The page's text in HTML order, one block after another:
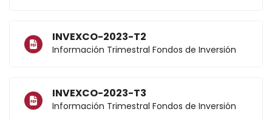
INVEXCO-2023-T2
Información Trimestral Fondos de Inversión
INVEXCO-2023-T3
Información Trimestral Fondos de Inversión